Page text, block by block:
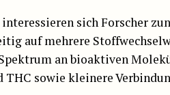
sich Forscher
auf mehrere
an bioaktiven
THC sowie kleinere